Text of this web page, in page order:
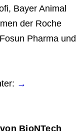
Bayer Animal
der Roche
Pharma und
→
BioNTech